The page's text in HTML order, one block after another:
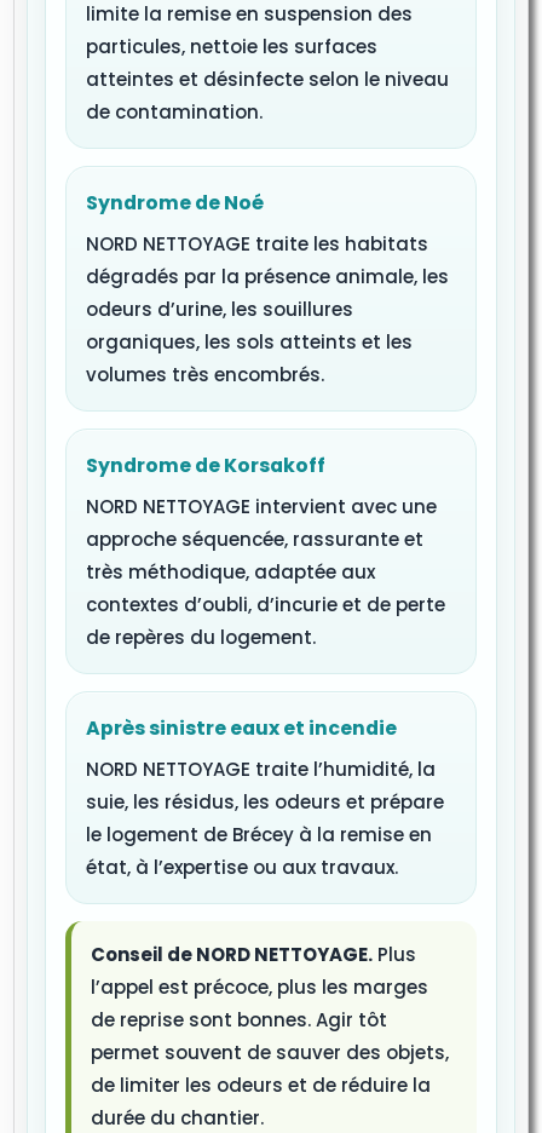
limite la remise en suspension des
particules, nettoie les surfaces
atteintes et désinfecte selon le niveau
de contamination.
Syndrome de Noé
NORD NETTOYAGE traite les habitats
dégradés par la présence animale, les
odeurs d’urine, les souillures
organiques, les sols atteints et les
volumes très encombrés.
Syndrome de Korsakoff
NORD NETTOYAGE intervient avec une
approche séquencée, rassurante et
très méthodique, adaptée aux
contextes d’oubli, d’incurie et de perte
de repères du logement.
Après sinistre eaux et incendie
NORD NETTOYAGE traite l’humidité, la
suie, les résidus, les odeurs et prépare
le logement de Brécey à la remise en
état, à l’expertise ou aux travaux.
Conseil de NORD NETTOYAGE. Plus
l’appel est précoce, plus les marges
de reprise sont bonnes. Agir tôt
permet souvent de sauver des objets,
de limiter les odeurs et de réduire la
durée du chantier.